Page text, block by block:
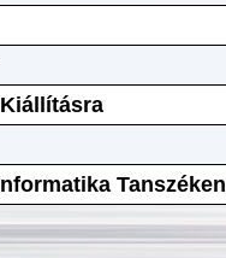
Tanszéken